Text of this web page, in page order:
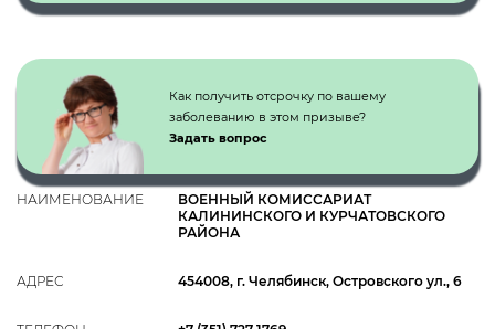
Как получить отсрочку по вашему
заболеванию в этом призыве?
Задать вопрос
НАИМЕНОВАНИЕ
ВОЕННЫЙ КОМИССАРИАТ
КАЛИНИНСКОГО И КУРЧАТОВСКОГО
РАЙОНА
АДРЕС 454008, г. Челябинск, Островского ул., 6